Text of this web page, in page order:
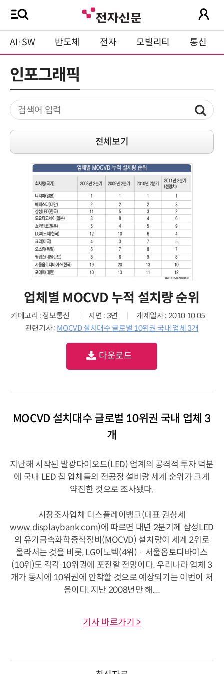
AI·SW 반도체 전자 모빌리티 통신
인포그래픽
전체보기
업체별 MOCVD 누적 설치량 순위
카테고리 : 정보통신 지면 : 3면
개제일자 : 2010.10.05
관련기사 : MOCVD 설치대수 글로벌 10위권 국내 업체 3개
다운로드
MOCVD 설치대수 글로벌 10위권 국내 업체 3
개
지난해 시작된 발광다이오드(LED) 업계의 공격적 투자 덕분
에 국내 LED 칩 업체들의 전공정 설비량 세계 순위가 크게
약진한 것으로 조사됐다.
시장조사업체 디스플레이뱅크(대표 권상세
www.displaybank.com)에 따르면 내년 2분기께 삼성LED
의 유기금속화학증착장비(MOCVD) 설치량이 세계 2위로
올라서는 것을 비롯, LG이노텍(4위) · 서울옵토디바이스
(10위)도 각각 10위권에 포진할 전망이다. 우리나라 업체 3
개가 동시에 10위권에 안착할 것으로 예상되기는 이번이 처
음이다. 지난 2008년만 해....
기사 바로가기 >